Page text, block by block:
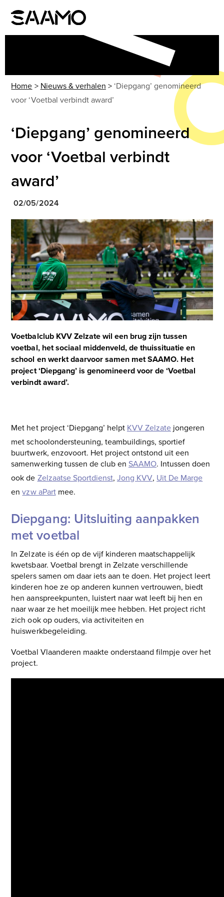
content
Open
mobile
Close
mobile
Home > Nieuws & verhalen >‘Diepgang’ genomineerd
voor ‘Voetbal verbindt award’
‘Diepgang’ genomineerd
voor ‘Voetbal verbindt
award’
02/05/2024
Use
the
left
and
right
arrow
keys
to
access
the
carousel
navigation
buttons
Voetbalclub KVV Zelzate wil een brug zijn tussen
voetbal, het sociaal middenveld, de thuissituatie en
school en werkt daarvoor samen met SAAMO. Het
project ‘Diepgang’ is genomineerd voor de ‘Voetbal
verbindt award’.
Met het project ‘Diepgang’ helpt KVV Zelzate jongeren
met schoolondersteuning, teambuildings, sportief
buurtwerk, enzovoort. Het project ontstond uit een
samenwerking tussen de club en SAAMO. Intussen doen
ook de Zelzaatse Sportdienst, Jong KVV, Uit De Marge
envzw aPartmee.
Diepgang: Uitsluiting aanpakken
met voetbal
In Zelzate is één op de vijf kinderen maatschappelijk
kwetsbaar. Voetbal brengt in Zelzate verschillende
spelers samen om daar iets aan te doen. Het project leert
kinderen hoe ze op anderen kunnen vertrouwen, biedt
hen aanspreekpunten, luistert naar wat leeft bij hen en
naar waar ze het moeilijk mee hebben. Het project richt
zich ook op ouders, via activiteiten en
huiswerkbegeleiding.
Voetbal Vlaanderen maakte onderstaand filmpje over het
project.